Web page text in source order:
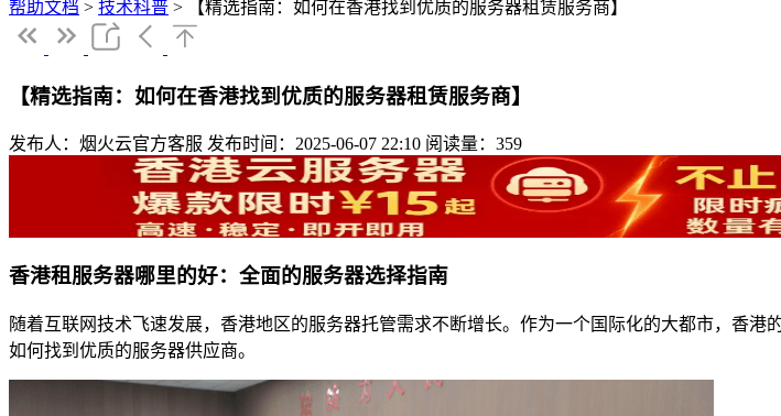
帮助文档 > 技术科普 > 【精选指南：如何在香港找到优质的服务器租赁服务商】
【精选指南：如何在香港找到优质的服务器租赁服务商】
发布人：烟火云官方客服 发布时间：2025-06-07 22:10 阅读量：359
香港租服务器哪里的好：全面的服务器选择指南
随着互联网技术飞速发展，香港地区的服务器托管需求不断增长。作为一个国际化的大都市，香
如何找到优质的服务器供应商。